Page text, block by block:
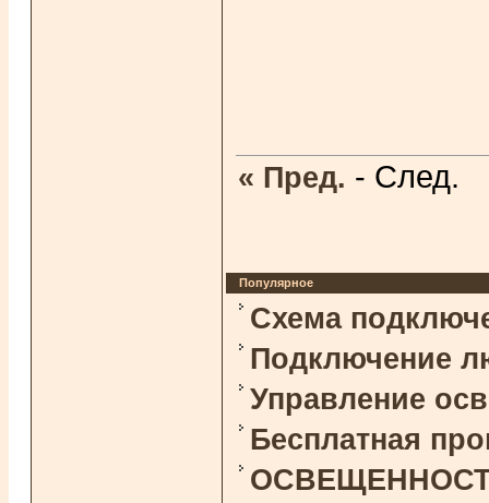
« Пред. - След.
Популярное
Схема
Подключение
Управление
Бесплатная
ОСВЕЩЕННОСТЬ